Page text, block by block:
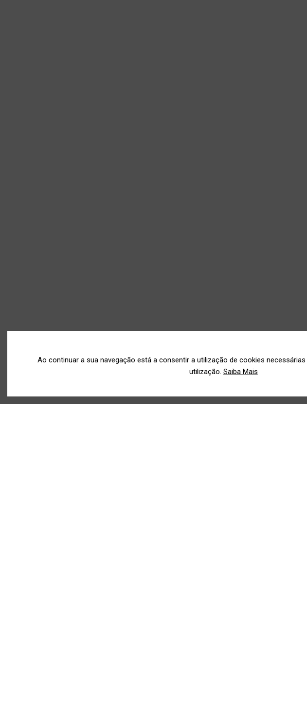
Ao continuar a sua navegação está a consentir a utilização de cookies
utilização. Saiba Mais